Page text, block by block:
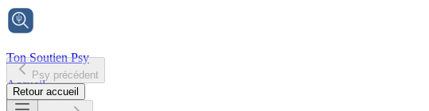
Ton Soutien Psy
Accueil
Psy précédent
Retour accueil